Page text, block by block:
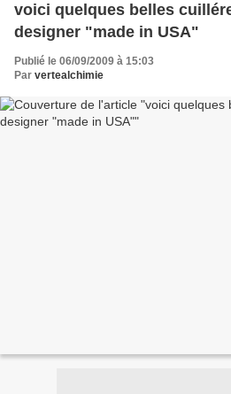
voici quelques belles
designer "made in USA"
Publié le 06/09/2009 à 15:03
Par vertealchimie